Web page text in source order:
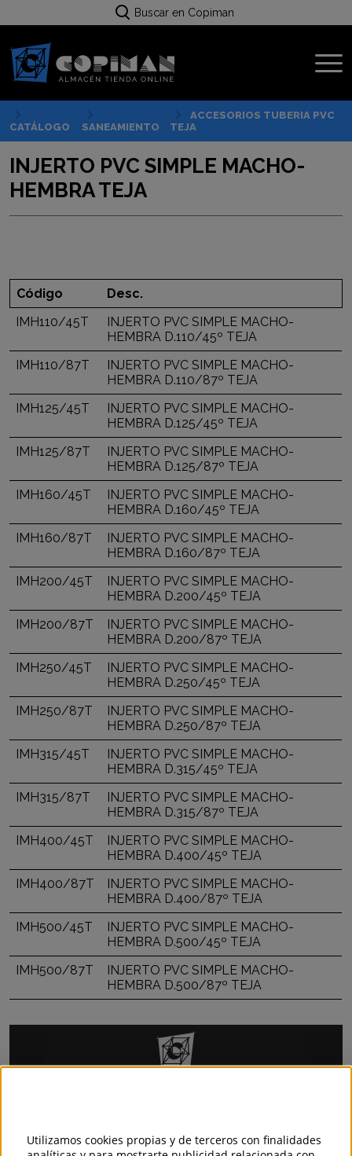
Buscar en Copiman
CATÁLOGO SANEAMIENTO
ACCESORIOS TUBERIA PVC
TEJA
INJERTO PVC SIMPLE MACHO-
HEMBRA TEJA
Código
Desc.
IMH110/45T
INJERTO PVC SIMPLE MACHO-
HEMBRA D.110/45º TEJA
IMH110/87T
INJERTO PVC SIMPLE MACHO-
HEMBRA D.110/87º TEJA
IMH125/45T
INJERTO PVC SIMPLE MACHO-
HEMBRA D.125/45º TEJA
IMH125/87T
INJERTO PVC SIMPLE MACHO-
HEMBRA D.125/87º TEJA
IMH160/45T
INJERTO PVC SIMPLE MACHO-
HEMBRA D.160/45º TEJA
IMH160/87T
INJERTO PVC SIMPLE MACHO-
HEMBRA D.160/87º TEJA
IMH200/45T
INJERTO PVC SIMPLE MACHO-
HEMBRA D.200/45º TEJA
IMH200/87T
INJERTO PVC SIMPLE MACHO-
HEMBRA D.200/87º TEJA
IMH250/45T
INJERTO PVC SIMPLE MACHO-
HEMBRA D.250/45º TEJA
IMH250/87T
INJERTO PVC SIMPLE MACHO-
HEMBRA D.250/87º TEJA
IMH315/45T
INJERTO PVC SIMPLE MACHO-
HEMBRA D.315/45º TEJA
IMH315/87T
INJERTO PVC SIMPLE MACHO-
HEMBRA D.315/87º TEJA
IMH400/45T
INJERTO PVC SIMPLE MACHO-
HEMBRA D.400/45º TEJA
IMH400/87T
INJERTO PVC SIMPLE MACHO-
HEMBRA D.400/87º TEJA
IMH500/45T
INJERTO PVC SIMPLE MACHO-
HEMBRA D.500/45º TEJA
IMH500/87T
INJERTO PVC SIMPLE MACHO-
HEMBRA D.500/87º TEJA
Consultar a un técnico
Utilizamos cookies propias y de terceros con finalidades